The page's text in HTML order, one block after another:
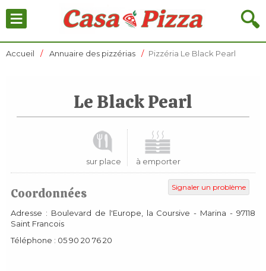
🔍
≡
Accueil Annuaire des pizzérias Pizzéria Le Black Pearl
Le Black Pearl
sur place à emporter
Signaler un problème
Coordonnées
Adresse : Boulevard de l'Europe, la Coursive - Marina -97118
Saint Francois
Téléphone : 05 90 20 76 20